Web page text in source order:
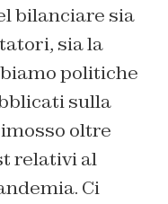
bilanciare sia
sia la
politiche
sulla
oltre
relativi al
Ci